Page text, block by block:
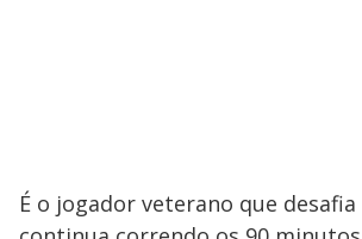
É o jogador veterano que